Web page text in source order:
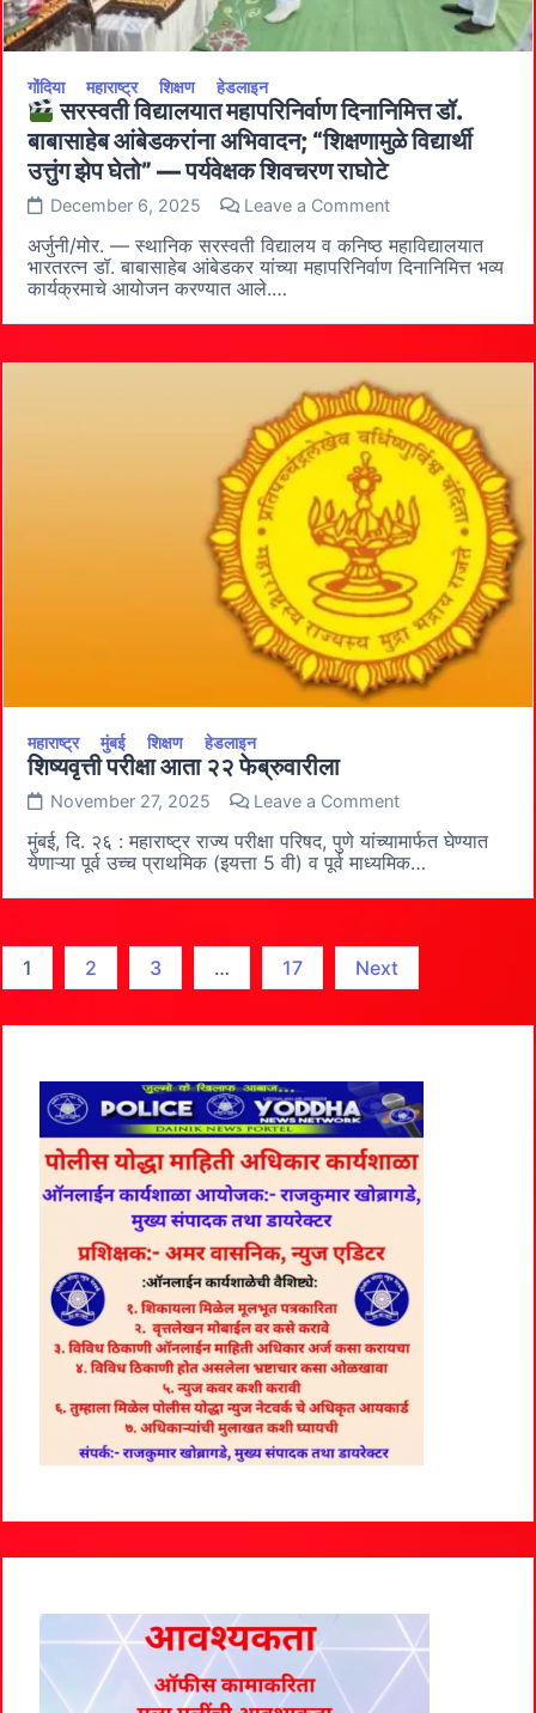
गोंदिया महाराष्ट्र शिक्षण हेडलाइन
सरस्वती विद्यालयात महापरिनिर्वाण दिनानिमित्त डॉ.
बाबासाहेब आंबेडकरांना अभिवादन; “शिक्षणामुळे विद्यार्थी
उत्तुंग झेप घेतो” — पर्यवेक्षक शिवचरण राघोटे
December 6, 2025 Leave a Commenton
सरस्वती
विद्यालयात
महापरिनिर्वाण
डॉ.
“शिक्षणामुळे
विद्यार्थी
उत्तुंग
झेप
पर्यवेक्षक
शिवचरण
राघोटे
अर्जुनी/मोर. — स्थानिक सरस्वती विद्यालय व कनिष्ठ महाविद्यालयात
भारतरत्न डॉ. बाबासाहेब आंबेडकर यांच्या महापरिनिर्वाण दिनानिमित्त भव्य
कार्यक्रमाचे आयोजन करण्यात आले.…
महाराष्ट्र मुंबई शिक्षण हेडलाइन
शिष्यवृत्ती परीक्षा आता २२ फेब्रुवारीला
November 27, 2025 Leave a Commenton
परीक्षा
आता
२२
फेब्रुवारीला
मुंबई, दि. २६ : महाराष्ट्र राज्य परीक्षा परिषद, पुणे यांच्यामार्फत घेण्यात
येणाऱ्या पूर्व उच्च प्राथमिक (इयत्ता 5 वी) व पूर्व माध्यमिक…
Posts
pagination
1 2 3 … 17 Next